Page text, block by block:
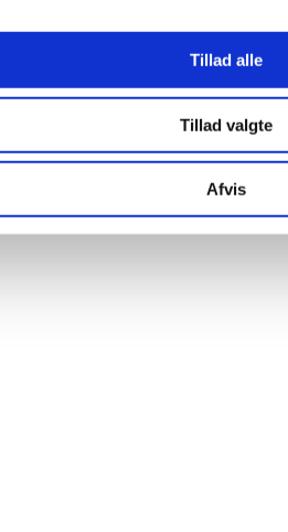
Tillad alle
Tillad valgte
Afvis